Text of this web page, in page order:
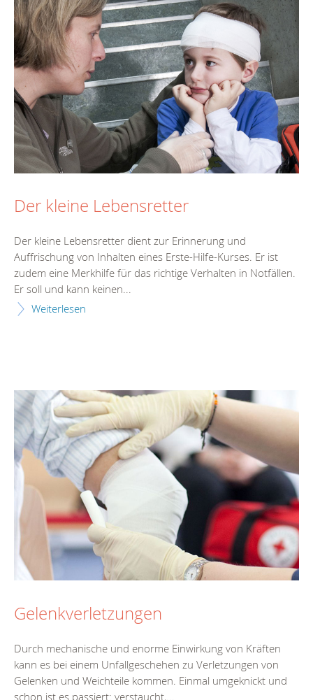
Der kleine Lebensretter
Der kleine Lebensretter dient zur Erinnerung und
Auffrischung von Inhalten eines Erste-Hilfe-Kurses. Er ist
zudem eine Merkhilfe für das richtige Verhalten in Notfällen.
Er soll und kann keinen...
Weiterlesen
Gelenkverletzungen
Durch mechanische und enorme Einwirkung von Kräften
kann es bei einem Unfallgeschehen zu Verletzungen von
Gelenken und Weichteile kommen. Einmal umgeknickt und
schon ist es passiert: verstaucht,...